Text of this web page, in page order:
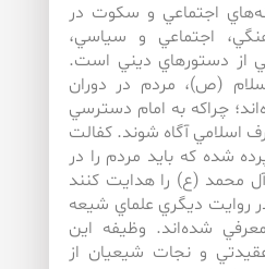
اجتماعي و سكوت در
اجتماعي و سياسي،
از دستورهاي ديني است.
(ص)، مردم در دوران
چراكه به امام دسترسي
اسلامي آگاه شوند. كفالت
شده كه بايد مردم را در
محمد (ع) را هدايت كنند
۱۴۰۳: ج۱، ص۱۶). در روايت ديگري علماي شيعه
شده‌اند. وظيفه اين
و نجات شيعيان از